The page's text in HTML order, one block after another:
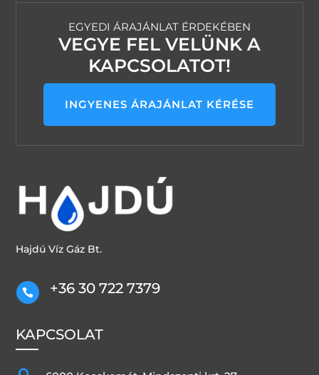
EGYEDI ÁRAJÁNLAT ÉRDEKÉBEN
VEGYE FEL VELÜNK A
KAPCSOLATOT!
INGYENES ÁRAJÁNLAT KÉRÉSE
Hajdú Víz Gáz Bt.
 +36 30 722 7379
KAPCSOLAT